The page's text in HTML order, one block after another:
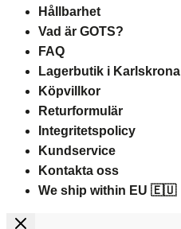
Hållbarhet
Vad är GOTS?
FAQ
Lagerbutik i Karlskrona
Köpvillkor
Returformulär
Integritetspolicy
Kundservice
Kontakta oss
We ship within EU 🇪🇺